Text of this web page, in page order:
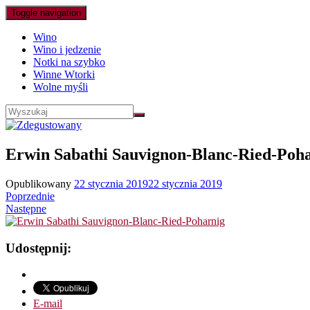
Toggle navigation
Wino
Wino i jedzenie
Notki na szybko
Winne Wtorki
Wolne myśli
Erwin Sabathi Sauvignon-Blanc-Ried-
Opublikowany 22 stycznia 201922 stycznia 2019
Poprzednie
Następne
Udostępnij:
E-mail